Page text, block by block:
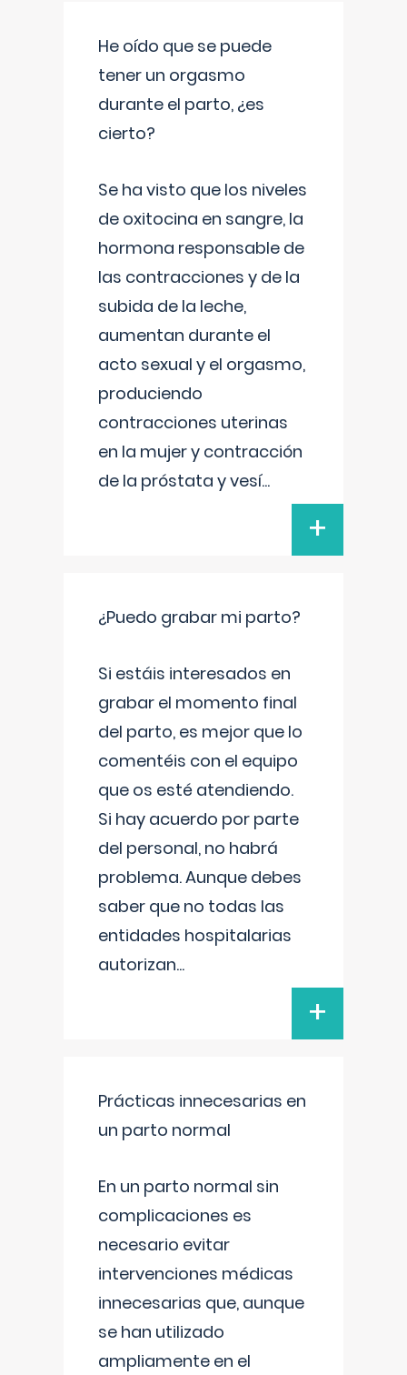
He oído que se puede
tener un orgasmo
durante el parto, ¿es
cierto?
Se ha visto que los niveles
de oxitocina en sangre, la
hormona responsable de
las contracciones y de la
subida de la leche,
aumentan durante el
acto sexual y el orgasmo,
produciendo
contracciones uterinas
en la mujer y contracción
de la próstata y vesí...
+
¿Puedo grabar mi parto?
Si estáis interesados en
grabar el momento final
del parto, es mejor que lo
comentéis con el equipo
que os esté atendiendo.
Si hay acuerdo por parte
del personal, no habrá
problema. Aunque debes
saber que no todas las
entidades hospitalarias
autorizan...
+
Prácticas innecesarias en
un parto normal
En un parto normal sin
complicaciones es
necesario evitar
intervenciones médicas
innecesarias que, aunque
se han utilizado
ampliamente en el